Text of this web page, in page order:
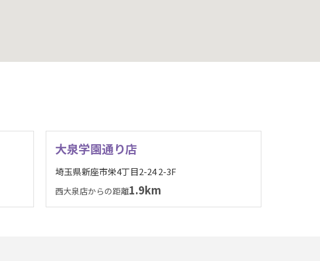
大泉学園通り店
埼玉県新座市栄4丁目2-24 2-3F
西大泉店からの距離1.9km